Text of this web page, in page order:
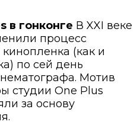
в гонконге В XXI веке
процесс
(как и
по сей день
Мотив
студии One Plus
за основу